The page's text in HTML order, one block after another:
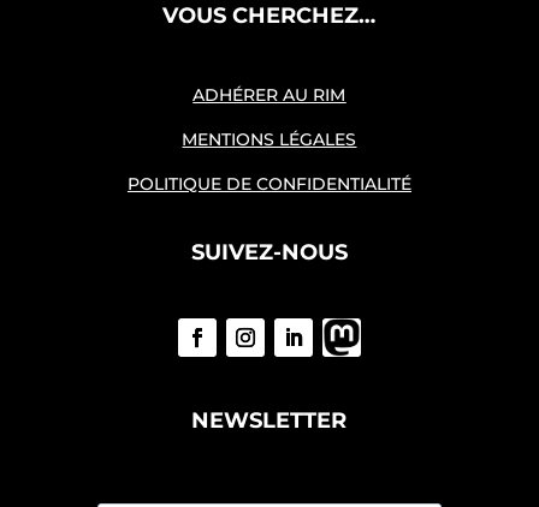
VOUS CHERCHEZ…
ADHÉRER AU RIM
MENTIONS LÉGALES
POLITIQUE DE CONFIDENTIALITÉ
SUIVEZ-NOUS
NEWSLETTER